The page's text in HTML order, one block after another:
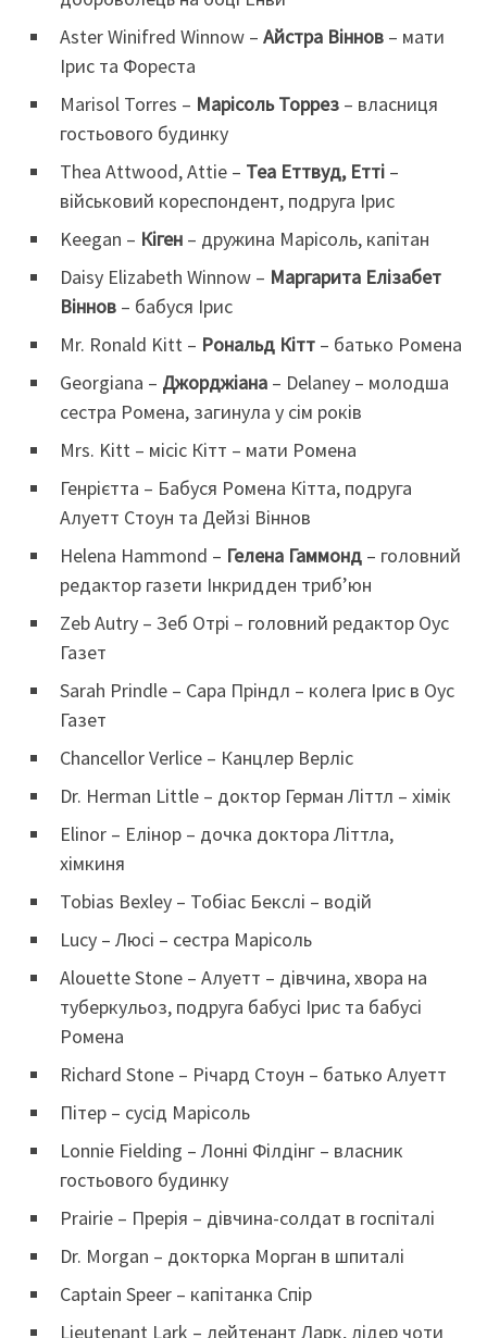
Aster Winifred Winnow – Айстра Віннов – мати
Ірис та Фореста
Marisol Torres – Марісоль Торрез – власниця
гостьового будинку
Thea Attwood, Attie – Теа Еттвуд, Етті –
військовий кореспондент, подруга Ірис
Keegan – Кіген – дружина Марісоль, капітан
Daisy Elizabeth Winnow – Маргарита Елізабет
Віннов – бабуся Ірис
Mr. Ronald Kitt – Рональд Кітт – батько Ромена
Georgiana – Джорджіана – Delaney – молодша
сестра Ромена, загинула у сім років
Mrs. Kitt – місіс Кітт – мати Ромена
Генрієтта – Бабуся Ромена Кітта, подруга
Алуетт Стоун та Дейзі Віннов
Helena Hammond – Гелена Гаммонд – головний
редактор газети Інкридден триб’юн
Zeb Autry – Зеб Отрі – головний редактор Оус
Газет
Sarah Prindle – Сара Пріндл – колега Ірис в Оус
Газет
Chancellor Verlice – Канцлер Верліс
Dr. Herman Little – доктор Герман Літтл – хімік
Elinor – Елінор – дочка доктора Літтла,
хімкиня
Tobias Bexley – Тобіас Бекслі – водій
Lucy – Люсі – сестра Марісоль
Alouette Stone – Алуетт – дівчина, хвора на
туберкульоз, подруга бабусі Ірис та бабусі
Ромена
Richard Stone – Річард Стоун – батько Алуетт
Пітер – сусід Марісоль
Lonnie Fielding – Лонні Філдінг – власник
гостьового будинку
Prairie – Прерія – дівчина-солдат в госпіталі
Dr. Morgan – докторка Морган в шпиталі
Captain Speer – капітанка Спір
Lieutenant Lark – лейтенант Ларк, лідер чоти